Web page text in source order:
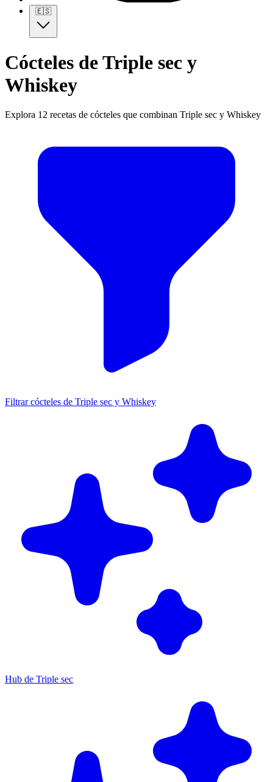
🇪🇸
Cócteles de Triple sec y
Whiskey
Explora 12 recetas de cócteles que combinan Triple sec y Whiskey
Filtrar cócteles de Triple sec y Whiskey
Hub de Triple sec